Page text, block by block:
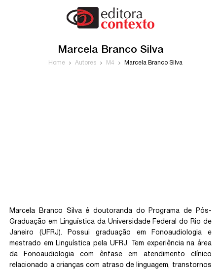
Marcela Branco Silva
Home Autores M4 Marcela Branco Silva
Marcela Branco Silva é doutoranda do Programa de Pós-
Graduação em Linguística da Universidade Federal do Rio de
Janeiro (UFRJ). Possui graduação em Fonoaudiologia e
mestrado em Linguística pela UFRJ. Tem experiência na área
da Fonoaudiologia com ênfase em atendimento clínico
relacionado a crianças com atraso de linguagem, transtornos